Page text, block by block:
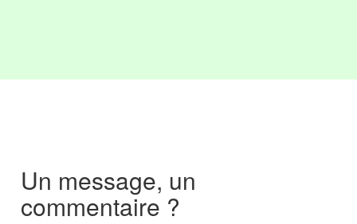
Un message, un
commentaire ?